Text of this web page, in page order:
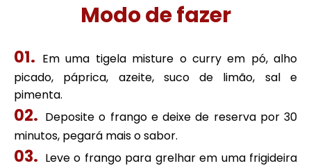
Modo de fazer
Em uma tigela misture o curry em pó, alho
picado, páprica, azeite, suco de limão, sal e
pimenta.
Deposite o frango e deixe de reserva por 30
minutos, pegará mais o sabor.
Leve o frango para grelhar em uma frigideira